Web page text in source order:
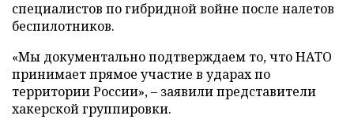
специалистов по гибридной войне после налетов
беспилотников.
«Мы документально подтверждаем то, что НАТО
принимает прямое участие в ударах по
территории России», – заявили представители
хакерской группировки.